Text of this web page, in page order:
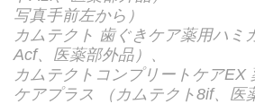
写真手前左から）
カムテクト 歯ぐきケア薬用ハミ
Acf、医薬部外品）、
カムテクトコンプリートケアEX
ケアプラス （カムテクト8if、医